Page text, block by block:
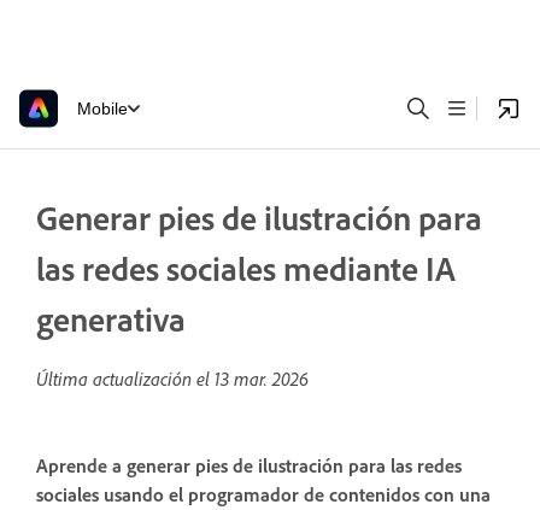
Mobile
Generar pies de ilustración para
las redes sociales mediante IA
generativa
Última actualización el 13 mar. 2026
Aprende a generar pies de ilustración para las redes
sociales usando el programador de contenidos con una